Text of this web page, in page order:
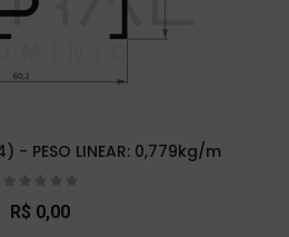
- PESO LINEAR: 0,779kg/m
R$ 0,00